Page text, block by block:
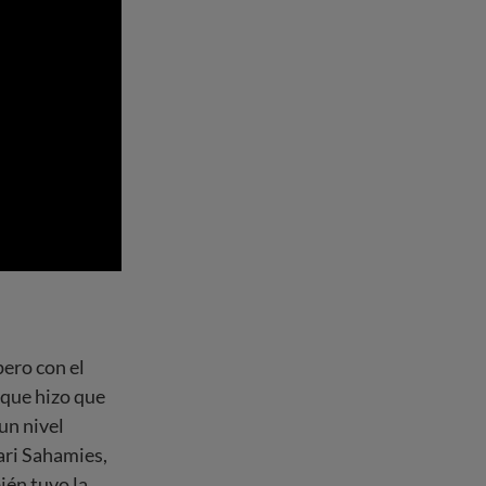
con el
hizo que
nivel
Sahamies,